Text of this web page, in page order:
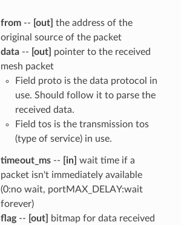
from-- [out] the address of the
original source of the packet
data-- [out]
pointer to the received
mesh packet
Field proto is the data protocol in
use. Should follow it to parse the
received data.
Field tos is the transmission tos
(type of service) in use.
timeout_ms-- [in] wait time if a
packet isn't immediately available
(0:no wait, portMAX_DELAY:wait
forever)
flag-- [out]
bitmap for data received